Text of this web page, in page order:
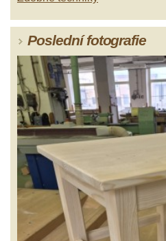
Poslední fotografie